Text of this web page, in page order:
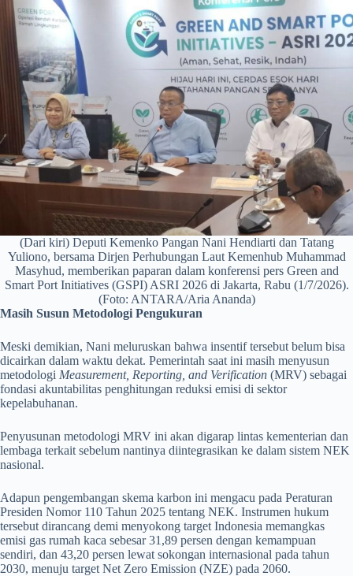
(Dari kiri) Deputi Kemenko Pangan Nani Hendiarti dan Tatang
Yuliono, bersama Dirjen Perhubungan Laut Kemenhub Muhammad
Masyhud, memberikan paparan dalam konferensi pers Green and
Smart Port Initiatives (GSPI) ASRI 2026 di Jakarta, Rabu (1/7/2026).
(Foto: ANTARA/Aria Ananda)
Masih Susun Metodologi Pengukuran
Meski demikian, Nani meluruskan bahwa insentif tersebut belum bisa
dicairkan dalam waktu dekat. Pemerintah saat ini masih menyusun
metodologi Measurement, Reporting, and Verification (MRV) sebagai
fondasi akuntabilitas penghitungan reduksi emisi di sektor
kepelabuhanan.
Penyusunan metodologi MRV ini akan digarap lintas kementerian dan
lembaga terkait sebelum nantinya diintegrasikan ke dalam sistem NEK
nasional.
Adapun pengembangan skema karbon ini mengacu pada Peraturan
Presiden Nomor 110 Tahun 2025 tentang NEK. Instrumen hukum
tersebut dirancang demi menyokong target Indonesia memangkas
emisi gas rumah kaca sebesar 31,89 persen dengan kemampuan
sendiri, dan 43,20 persen lewat sokongan internasional pada tahun
2030, menuju target Net Zero Emission (NZE) pada 2060.